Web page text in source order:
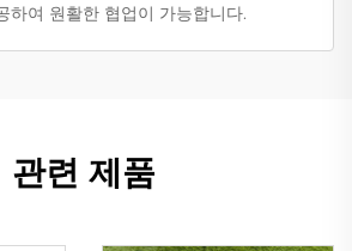
하여 원활한 협업이 가능합니다.
관련 제품